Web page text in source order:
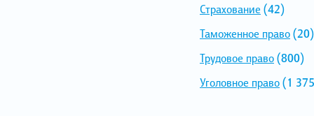
Страхование (42)
Таможенное право(20)
Трудовое право(800)
Уголовное право(1